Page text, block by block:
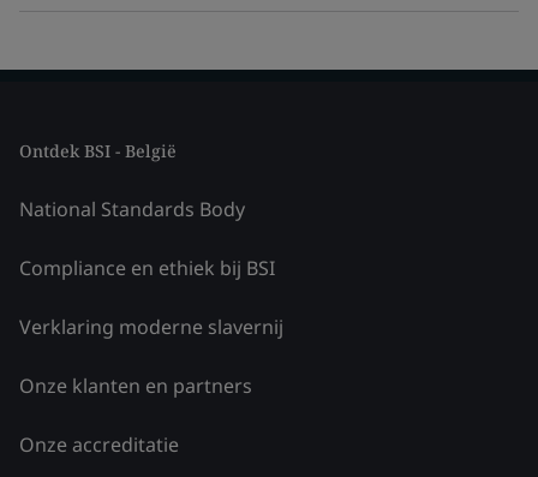
Ontdek BSI - België
National Standards Body
Compliance en ethiek bij BSI
Verklaring moderne slavernij
Onze klanten en partners
Onze accreditatie